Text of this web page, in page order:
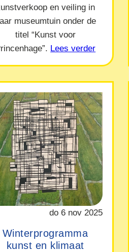
en veiling in
museumtuin onder de
titel “Kunst voor
Lees verder
do 6 nov 2025
Winterprogramma
kunst en klimaat